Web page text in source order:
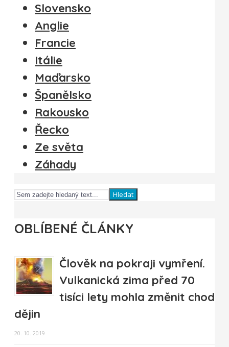
Slovensko
Anglie
Francie
Itálie
Maďarsko
Španělsko
Rakousko
Řecko
Ze světa
Záhady
Hledat
OBLÍBENÉ ČLÁNKY
Člověk na pokraji vymření.
Vulkanická zima před 70
tisíci lety mohla změnit chod
dějin
20. 10. 2019